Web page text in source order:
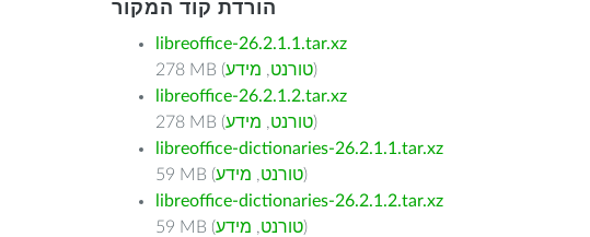
הורדת קוד המקור
libreoffice-26.2.1.1.tar.xz
278 MB (
טורנט, מידע
)
libreoffice-26.2.1.2.tar.xz
278 MB (
טורנט, מידע
)
libreoffice-dictionaries-26.2.1.1.tar.xz
59 MB (
טורנט, מידע
)
libreoffice-dictionaries-26.2.1.2.tar.xz
59 MB (
טורנט, מידע
)